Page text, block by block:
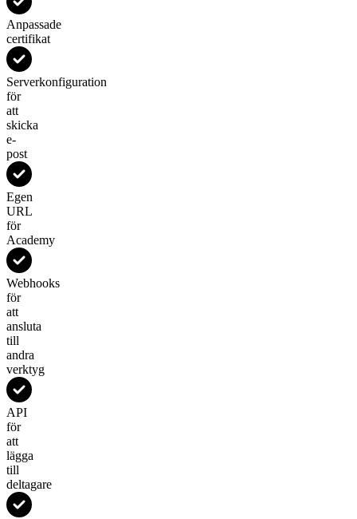
Anpassade
certifikat
Serverkonfiguration
för
att
skicka
e-
post
Egen
URL
för
Academy
Webhooks
för
att
ansluta
till
andra
verktyg
API
för
att
lägga
till
deltagare